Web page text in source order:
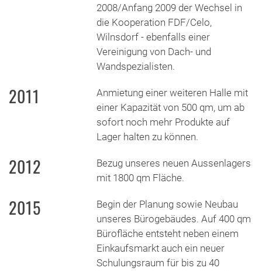
2008/Anfang 2009 der Wechsel in
die Kooperation FDF/Celo,
Wilnsdorf - ebenfalls einer
Vereinigung von Dach- und
Wandspezialisten.
2011
Anmietung einer weiteren Halle mit
einer Kapazität von 500 qm, um ab
sofort noch mehr Produkte auf
Lager halten zu können.
2012
Bezug unseres neuen Aussenlagers
mit 1800 qm Fläche.
2015
Begin der Planung sowie Neubau
unseres Bürogebäudes. Auf 400 qm
Bürofläche entsteht neben einem
Einkaufsmarkt auch ein neuer
Schulungsraum für bis zu 40